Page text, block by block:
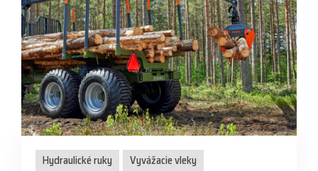
Hydraulické ruky
Vyvážacie vleky